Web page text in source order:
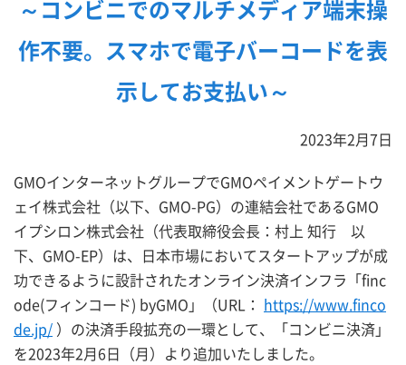
～コンビニでのマルチメディア端末操
作不要。スマホで電子バーコードを表
示してお支払い～
2023年2月7日
GMOインターネットグループでGMOペイメントゲートウ
ェイ株式会社（以下、GMO-PG）の連結会社であるGMO
イプシロン株式会社（代表取締役会長：村上 知行 以
下、GMO-EP）は、日本市場においてスタートアップが成
功できるように設計されたオンライン決済インフラ「finc
ode(フィンコード) byGMO」（URL： https://www.finco
de.jp/ ）の決済手段拡充の一環として、「コンビニ決済」
を2023年2月6日（月）より追加いたしました。